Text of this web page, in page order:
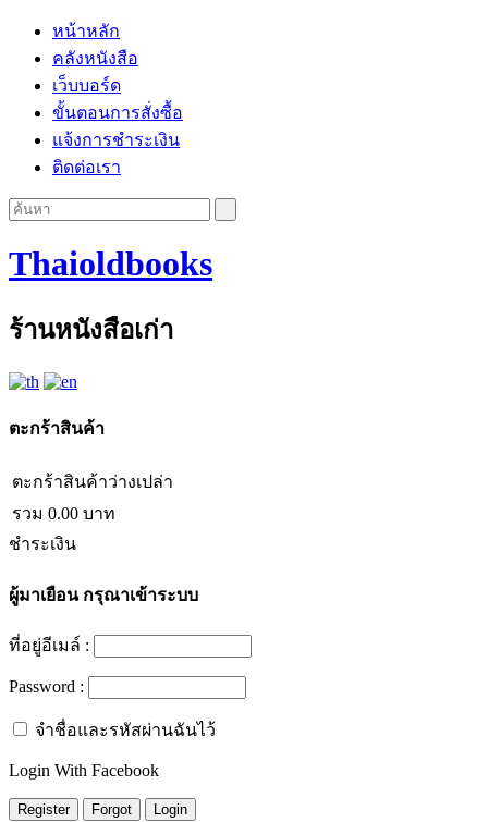
หน้าหลัก
คลังหนังสือ
เว็บบอร์ด
ขั้นตอนการสั่งซื้อ
แจ้งการชำระเงิน
ติดต่อเรา
Thaioldbooks
ร้านหนังสือเก่า
ตะกร้าสินค้า
ตะกร้าสินค้าว่างเปล่า
รวม 0.00 บาท
ชำระเงิน
ผู้มาเยือนกรุณาเข้าระบบ
ที่อยู่อีเมล์ :
Password :
จำชื่อและรหัสผ่านฉันไว้
Login With Facebook